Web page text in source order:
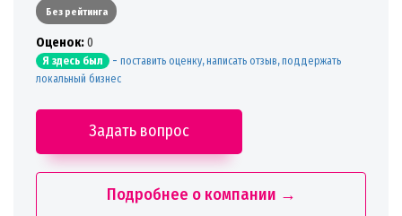
Без рейтинга
Oценок:0
Я здесь был - поставить оценку, написать отзыв, поддержать
локальный бизнес
Задать вопрос
Подробнее о компании →